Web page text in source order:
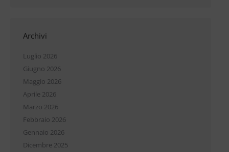
Archivi
Luglio 2026
Giugno 2026
Maggio 2026
Aprile 2026
Marzo 2026
Febbraio 2026
Gennaio 2026
Dicembre 2025